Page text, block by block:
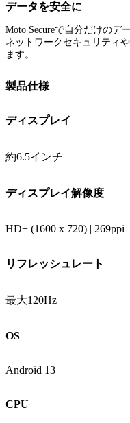
データを安全に
Moto Secureで自分だけのデ
ネットワークセキュリティ
ます。
製品仕様
ディスプレイ
約6.5インチ
ディスプレイ解像度
HD+ (1600 x 720) | 269ppi
リフレッシュレート
最大120Hz
OS
Android 13
CPU